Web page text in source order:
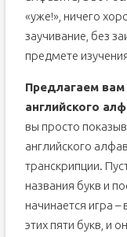
«уже!», ничего
заучивание, без
предмете
Предлагаем вам
английского
вы просто
английского
транскрипции.
названия букв и
начинается игра
этих пяти букв, и